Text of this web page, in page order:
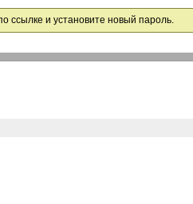
ссылке и установите новый пароль.